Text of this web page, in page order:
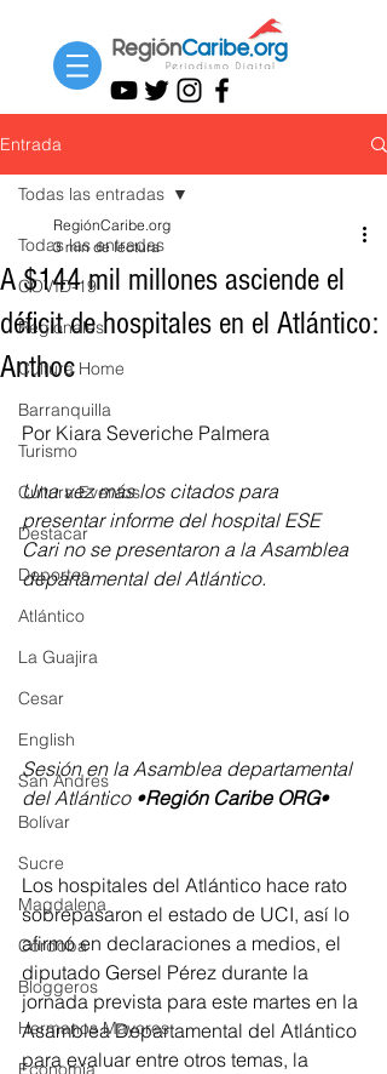
Entrada
Todas las entradas
COVID-19
Regionales
Cultura Home
Barranquilla
Turismo
Cultura Eventos
Destacar
Deportes
Atlántico
La Guajira
Cesar
English
San Andres
Bolívar
Sucre
Magdalena
Córdoba
Bloggeros
Hermanos Mayores
Economía
Todas las entradas
A $144 mil millones asciende el
déficit de hospitales en el Atlántico:
Anthoc
RegiónCaribe.org
3 min de lectura
Por Kiara Severiche Palmera
Una vez más los citados para
presentar informe del hospital ESE
Cari no se presentaron a la Asamblea
departamental del Atlántico.
Sesión en la Asamblea departamental
del Atlántico •Región Caribe ORG•
Los hospitales del Atlántico hace rato
sobrepasaron el estado de UCI, así lo
afirmó en declaraciones a medios, el
diputado Gersel Pérez durante la
jornada prevista para este martes en la
Asamblea Departamental del Atlántico
para evaluar entre otros temas, la